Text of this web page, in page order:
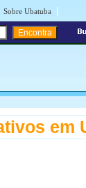
Sobre Ubatuba |
em